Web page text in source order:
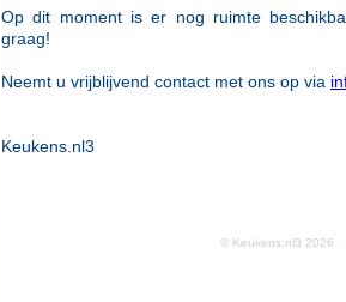
Op dit moment is er nog ruimte
graag!
Neemt u vrijblijvend contact met ons op via
Keukens.nl3
© Keukens.nl3